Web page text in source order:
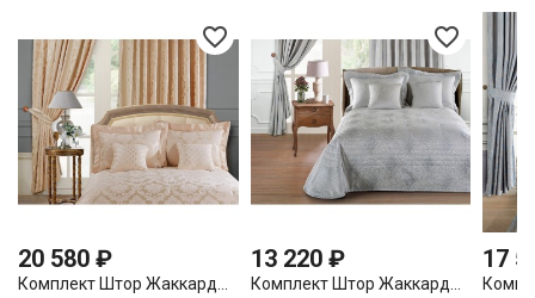
favorite_border
20 580 ₽
Комплект Штор Жаккард...
favorite_border
13 220 ₽
Комплект Штор Жаккард...
17